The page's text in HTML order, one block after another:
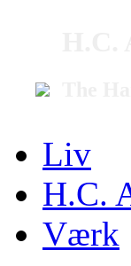
Liv
H.C.
Værk